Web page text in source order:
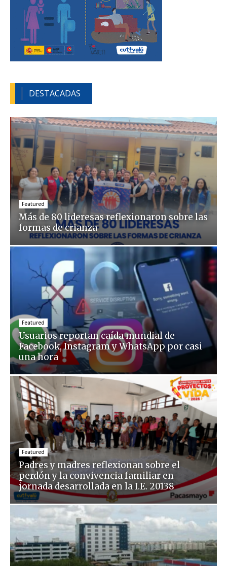
DESTACADAS
Featured
Más de 80 lideresas reflexionaron sobre las
formas de crianza
Featured
Usuarios reportan caída mundial de
Facebook, Instagram y WhatsApp por casi
una hora
Featured
Padres y madres reflexionan sobre el
perdón y la convivencia familiar en
jornada desarrollada en la I.E. 20138